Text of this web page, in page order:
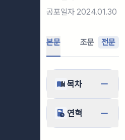
공포일자 2024.01.30
본문 조문 전문
목차
연혁